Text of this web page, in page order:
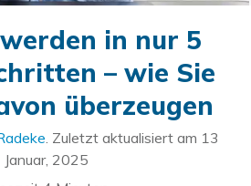
in nur 5
– wie Sie
überzeugen
. Zuletzt aktualisiert am 13
Januar, 2025